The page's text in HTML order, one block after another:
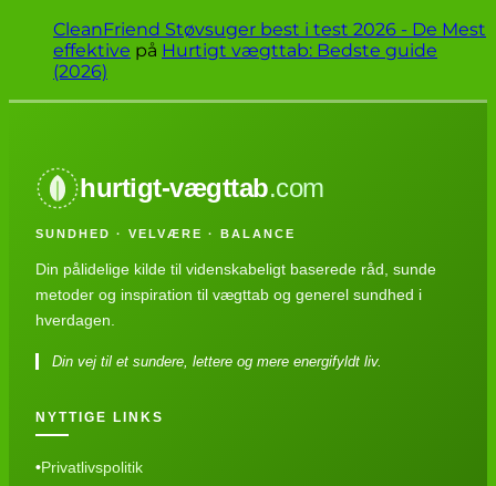
CleanFriend Støvsuger best i test 2026 - De Mest
effektive på Hurtigt vægttab: Bedste guide
(2026)
hurtigt-vægttab.com
SUNDHED · VELVÆRE · BALANCE
Din pålidelige kilde til videnskabeligt baserede råd, sunde
metoder og inspiration til vægttab og generel sundhed i
hverdagen.
Din vej til et sundere, lettere og mere energifyldt liv.
NYTTIGE LINKS
Privatlivspolitik